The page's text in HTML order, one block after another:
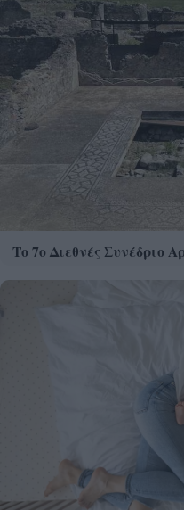
Το 7ο Διεθνές Συνέδριο